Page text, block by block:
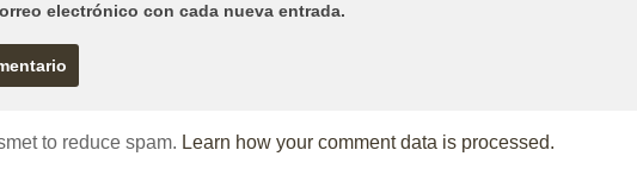
electrónico con cada nueva entrada.
to reduce spam. Learn how your comment data is processed.